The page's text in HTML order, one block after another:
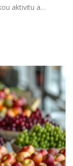
aktivitu a